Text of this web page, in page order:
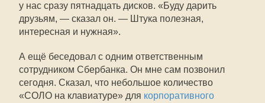
у нас сразу пятнадцать дисков. «Буду дарить
друзьям, — сказал он. — Штука полезная,
интересная и нужная».
А ещё беседовал с одним ответственным
сотрудником Сбербанка. Он мне сам позвонил
сегодня. Сказал, что небольшое количество
«СОЛО на клавиатуре» для корпоративного